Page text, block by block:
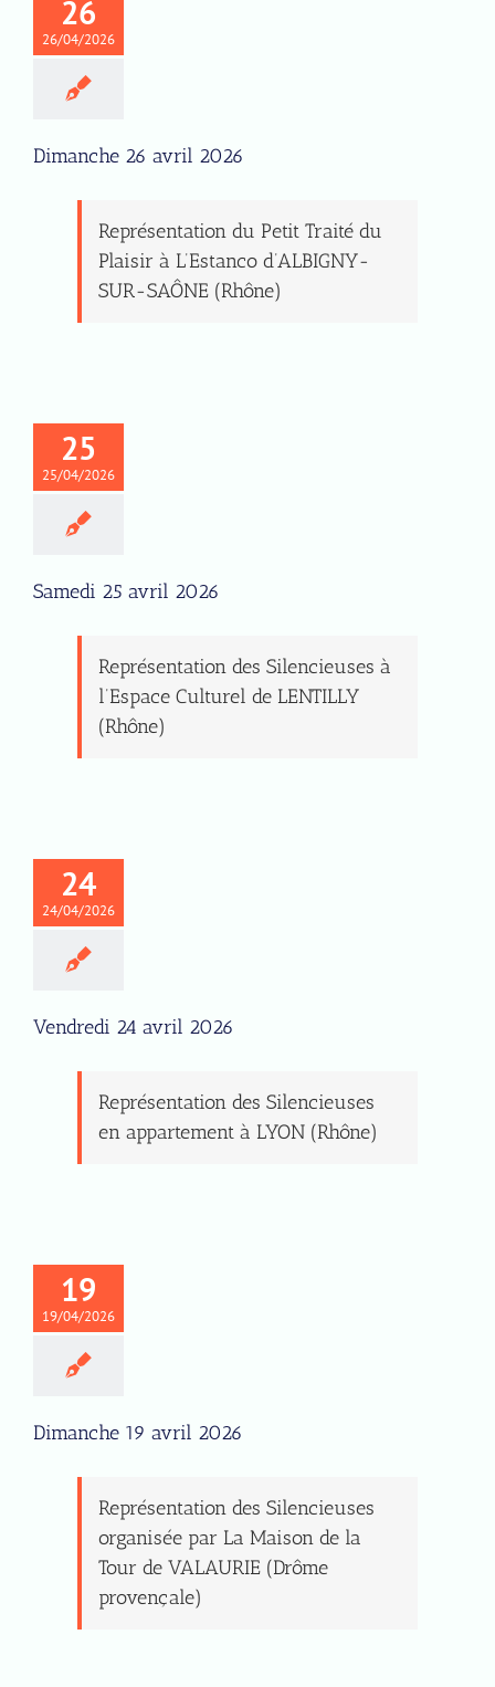
26
26/04/2026
Dimanche 26 avril 2026
Représentation du Petit Traité du
Plaisir à L’Estanco d’ALBIGNY-
SUR-SAÔNE (Rhône)
25
25/04/2026
Samedi 25 avril 2026
Représentation des Silencieuses à
l’Espace Culturel de LENTILLY
(Rhône)
24
24/04/2026
Vendredi 24 avril 2026
Représentation des Silencieuses
en appartement à LYON (Rhône)
19
19/04/2026
Dimanche 19 avril 2026
Représentation des Silencieuses
organisée par La Maison de la
Tour de VALAURIE (Drôme
provençale)